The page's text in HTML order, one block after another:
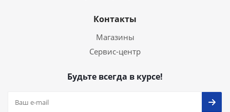
Контакты
Магазины
Сервис-центр
Будьте всегда в курсе!